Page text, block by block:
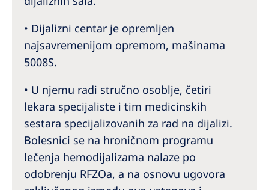
Global Website
• Dijalizni centar je opremljen
najsavremenijom opremom, mašinama
5008S.
• U njemu radi stručno osoblje, četiri
lekara specijaliste i tim medicinskih
sestara specijalizovanih za rad na dijalizi.
Bolesnici se na hroničnom programu
lečenja hemodijalizama nalaze po
odobrenju RFZOa, a na osnovu ugovora